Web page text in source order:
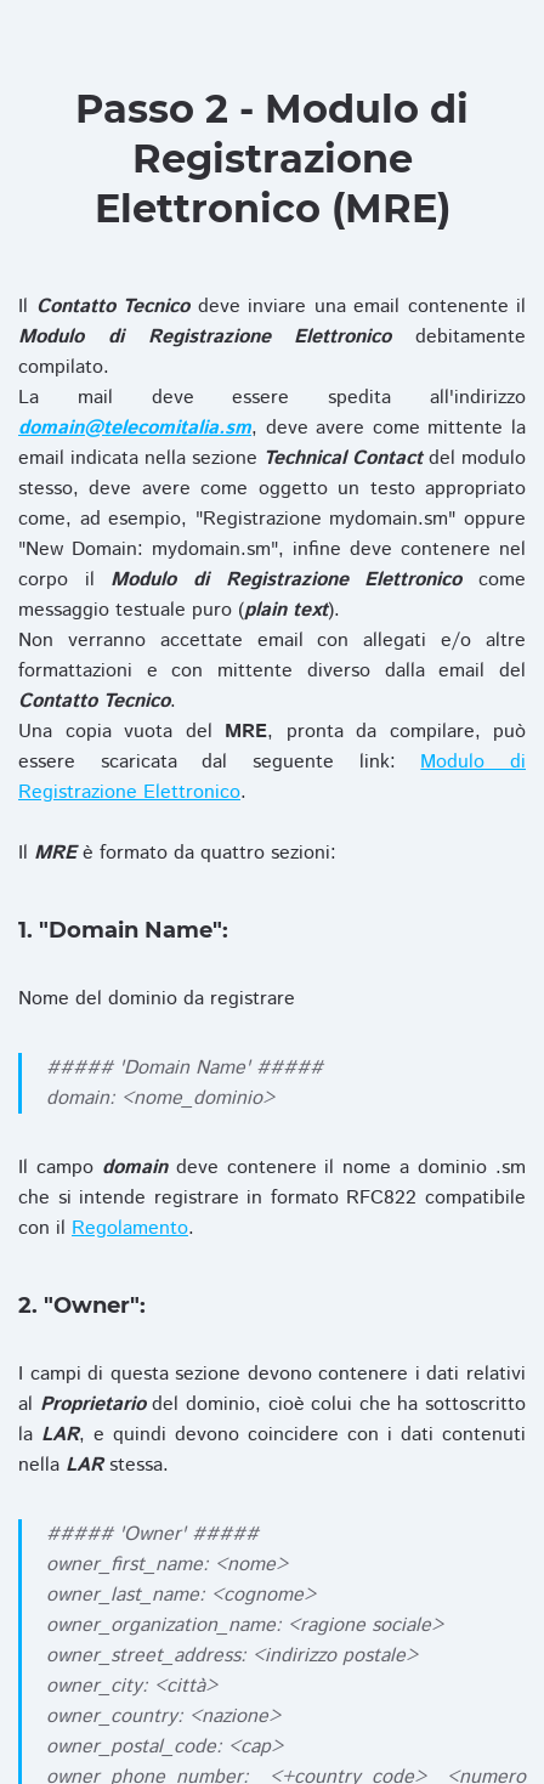
Passo 2 - Modulo di
Registrazione
Elettronico (MRE)
Il Contatto Tecnicodeve inviare una email contenente il
Modulo di Registrazione Elettronicodebitamente
compilato.
La mail deve essere spedita all'indirizzo
domain@telecomitalia.sm, deve avere come mittente la
email indicata nella sezione Technical Contactdel modulo
stesso, deve avere come oggetto un testo appropriato
come, ad esempio, "Registrazione mydomain.sm" oppure
"New Domain: mydomain.sm", infine deve contenere nel
corpo il Modulo di Registrazione Elettronicocome
messaggio testuale puro (plain text).
Non verranno accettate email con allegati e/o altre
formattazioni e con mittente diverso dalla email del
Contatto Tecnico.
Una copia vuota del MRE, pronta da compilare, può
essere scaricata dal seguente link:Modulo di
Registrazione Elettronico.
Il MREè formato da quattro sezioni:
1. "Domain Name":
Nome del dominio da registrare
##### 'Domain Name' #####
domain: <nome_dominio>
Il campo domaindeve contenere il nome a dominio .sm
che si intende registrare in formato RFC822 compatibile
con il Regolamento.
2. "Owner":
I campi di questa sezione devono contenere i dati relativi
al Proprietariodel dominio, cioè colui che ha sottoscritto
la LAR, e quindi devono coincidere con i dati contenuti
nella LARstessa.
##### 'Owner' #####
owner_first_name: <nome>
owner_last_name: <cognome>
owner_organization_name: <ragione sociale>
owner_street_address: <indirizzo postale>
owner_city: <città>
owner_country: <nazione>
owner_postal_code: <cap>
owner_phone_number: <+country_code> <numero